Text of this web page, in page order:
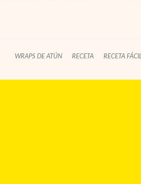
WRAPS DE ATÚN RECETA RECETA FÁCIL